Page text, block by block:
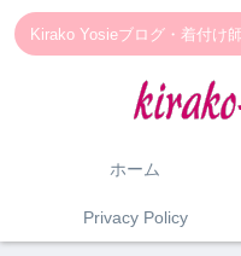
Kirako Yosieブログ・着付け
ホーム
Privacy Policy